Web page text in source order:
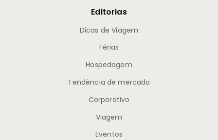
Editorias
Dicas de Viagem
Férias
Hospedagem
Tendência de mercado
Corporativo
Viagem
Eventos